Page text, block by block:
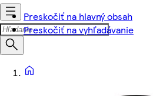
Preskočiť na hlavný obsah
Preskočiť na vyhľadávanie